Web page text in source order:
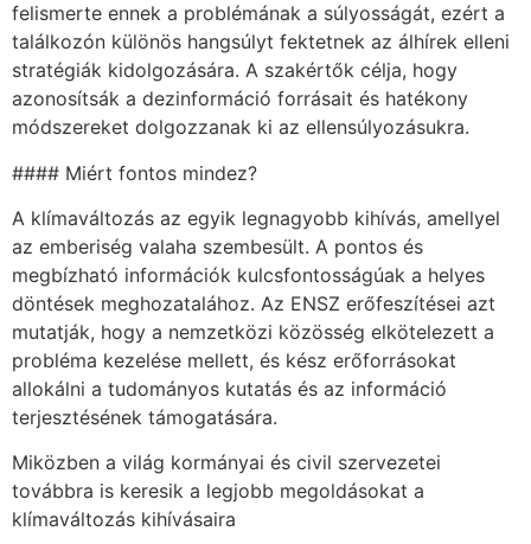
felismerte ennek a problémának a súlyosságát, ezért a
találkozón különös hangsúlyt fektetnek az álhírek elleni
stratégiák kidolgozására. A szakértők célja, hogy
azonosítsák a dezinformáció forrásait és hatékony
módszereket dolgozzanak ki az ellensúlyozásukra.
#### Miért fontos mindez?
A klímaváltozás az egyik legnagyobb kihívás, amellyel
az emberiség valaha szembesült. A pontos és
megbízható információk kulcsfontosságúak a helyes
döntések meghozatalához. Az ENSZ erőfeszítései azt
mutatják, hogy a nemzetközi közösség elkötelezett a
probléma kezelése mellett, és kész erőforrásokat
allokálni a tudományos kutatás és az információ
terjesztésének támogatására.
Miközben a világ kormányai és civil szervezetei
továbbra is keresik a legjobb megoldásokat a
klímaváltozás kihívásaira